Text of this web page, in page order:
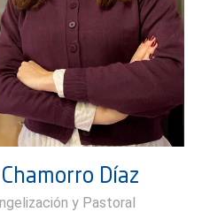
Díaz
y Pastoral